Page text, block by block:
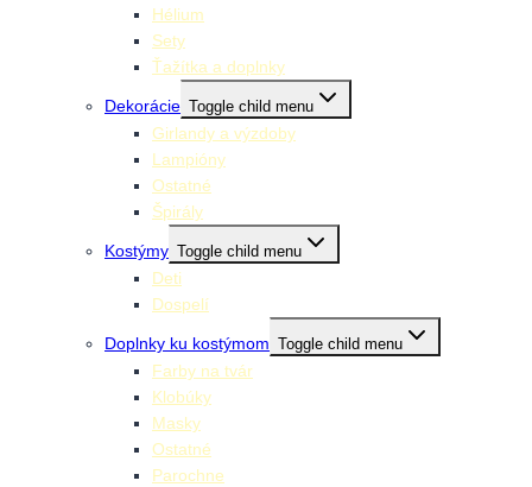
Hélium
Sety
Ťažítka a doplnky
Dekorácie Toggle child menu
Girlandy a výzdoby
Lampióny
Ostatné
Špirály
Kostýmy Toggle child menu
Deti
Dospelí
Doplnky ku kostýmom Toggle child menu
Farby na tvár
Klobúky
Masky
Ostatné
Parochne